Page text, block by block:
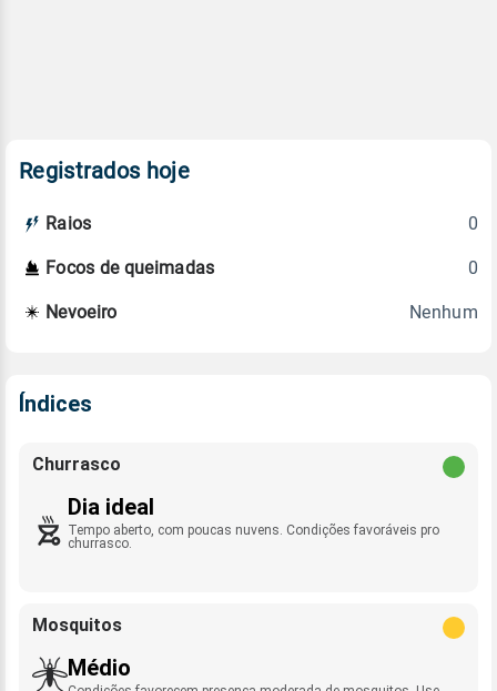
Registrados hoje
Raios 0
Focos de queimadas 0
Nevoeiro Nenhum
Índices
Churrasco
Dia ideal
Tempo aberto, com poucas nuvens. Condições favoráveis pro
churrasco.
Mosquitos
Médio